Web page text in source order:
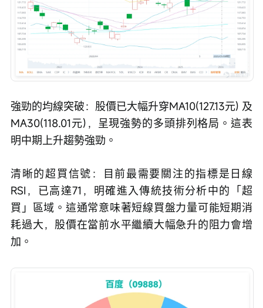
強勁的均線突破：股價已大幅升穿MA10(127.13元) 及
MA30(118.01元)，呈現強勢的多頭排列格局。這表
明中期上升趨勢強勁。
清晰的超買信號：目前最需要關注的指標是日線
RSI，已高達71，明確進入傳統技術分析中的「超
買」區域。這通常意味著短線買盤力量可能短期消
耗過大，股價在當前水平繼續大幅急升的阻力會增
加。